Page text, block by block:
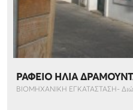
ΡΑΦΕΙΟ ΗΛΙΑ
ΒΙΟΜΗΧΑΝΙΚΗ ΕΓΚΑΤΑΣΤΑΣΗ-